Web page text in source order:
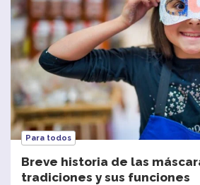
Para todos
Breve historia de las
tradiciones y sus funciones